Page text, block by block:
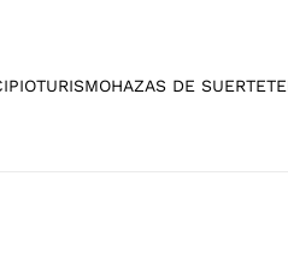
TURISMOHAZAS DE SUERTE